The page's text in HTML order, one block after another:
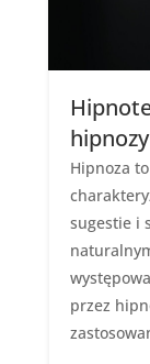
Hipnoza
sugestie i
przez